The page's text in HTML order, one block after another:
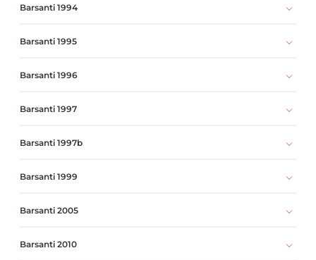
Barsanti 1994
Barsanti 1995
Barsanti 1996
Barsanti 1997
Barsanti 1997b
Barsanti 1999
Barsanti 2005
Barsanti 2010